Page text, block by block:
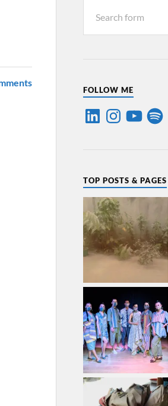
FOLLOW ME
TOP POSTS & PAGES